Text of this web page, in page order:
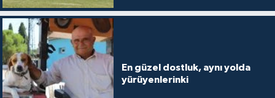
En güzel dostluk, aynı yolda
yürüyenlerinki